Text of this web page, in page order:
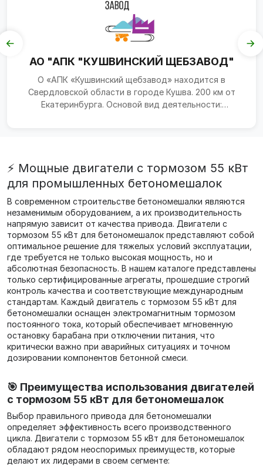
АО "АПК "КУШВИНСКИЙ ЩЕБЗАВОД"
О «АПК «Кушвинский щебзавод» находится в
Свердловской области в городе Кушва. 200 км от
Екатеринбурга. Основой вид деятельности:
⚡ Мощные двигатели с тормозом 55 кВт
для промышленных бетономешалок
В современном строительстве бетономешалки являются
незаменимым оборудованием, а их производительность
напрямую зависит от качества привода. Двигатели с
тормозом 55 кВт для бетономешалок представляют собой
оптимальное решение для тяжелых условий эксплуатации,
где требуется не только высокая мощность, но и
абсолютная безопасность. В нашем каталоге представлены
только сертифицированные агрегаты, прошедшие строгий
контроль качества и соответствующие международным
стандартам. Каждый двигатель с тормозом 55 кВт для
бетономешалки оснащен электромагнитным тормозом
постоянного тока, который обеспечивает мгновенную
остановку барабана при отключении питания, что
критически важно при аварийных ситуациях и точном
дозировании компонентов бетонной смеси.
🎯 Преимущества использования двигателей
с тормозом 55 кВт для бетономешалок
Выбор правильного привода для бетономешалки
определяет эффективность всего производственного
цикла. Двигатели с тормозом 55 кВт для бетономешалок
обладают рядом неоспоримых преимуществ, которые
делают их лидерами в своем сегменте: